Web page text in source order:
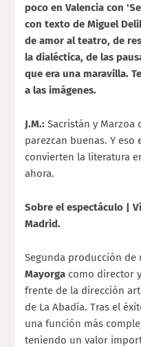
poco en Valencia con
con texto de Miguel
de amor al teatro, de
la dialéctica, de las
que era una maravilla.
a las imágenes.
J.M.: Sacristán y Marzoa
parezcan buenas. Y
convierten la literatura
ahora.
Sobre el espectáculo |
Madrid.
Segunda producción de
Mayorga como director
frente de la dirección
de La Abadía. Tras el
una función más
teniendo un valor